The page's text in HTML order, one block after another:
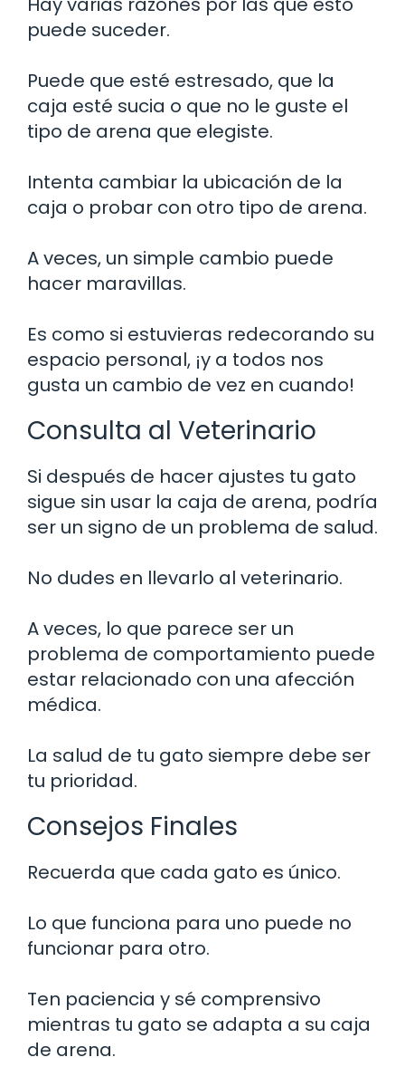
puede suceder.
Puede que esté estresado, que la
caja esté sucia o que no le guste el
tipo de arena que elegiste.
Intenta cambiar la ubicación de la
caja o probar con otro tipo de arena.
A veces, un simple cambio puede
hacer maravillas.
Es como si estuvieras redecorando su
espacio personal, ¡y a todos nos
gusta un cambio de vez en cuando!
Consulta al Veterinario
Si después de hacer ajustes tu gato
sigue sin usar la caja de arena, podría
ser un signo de un problema de salud.
No dudes en llevarlo al veterinario.
A veces, lo que parece ser un
problema de comportamiento puede
estar relacionado con una afección
médica.
La salud de tu gato siempre debe ser
tu prioridad.
Consejos Finales
Recuerda que cada gato es único.
Lo que funciona para uno puede no
funcionar para otro.
Ten paciencia y sé comprensivo
mientras tu gato se adapta a su caja
de arena.